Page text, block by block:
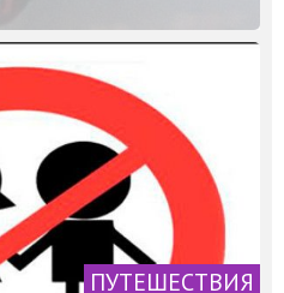
ПУТЕШЕСТВИЯ